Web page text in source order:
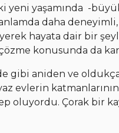
yeni yaşamında -
daha
hayata dair bir
konusunda da
gibi aniden ve
evlerin
Çorak bir